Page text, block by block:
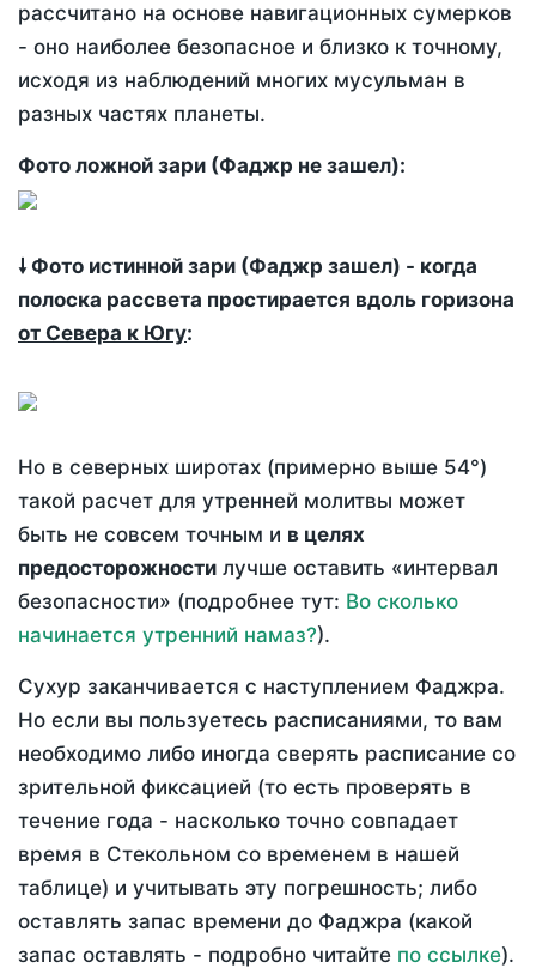
рассчитано на основе навигационных сумерков
- оно наиболее безопасное и близко к точному,
исходя из наблюдений многих мусульман в
разных частях планеты.
Фото ложной зари (Фаджр не зашел):
🠗 Фото истинной зари (Фаджр зашел) - когда
полоска рассвета простирается вдоль горизона
от Севера к Югу:
Но в северных широтах (примерно выше 54°)
такой расчет для утренней молитвы может
быть не совсем точным и в целях
предосторожности лучше оставить «интервал
безопасности» (подробнее тут: Во сколько
начинается утренний намаз?).
Сухур заканчивается с наступлением Фаджра.
Но если вы пользуетесь расписаниями, то вам
необходимо либо иногда сверять расписание со
зрительной фиксацией (то есть проверять в
течение года - насколько точно совпадает
время в Стекольном со временем в нашей
таблице) и учитывать эту погрешность; либо
оставлять запас времени до Фаджра (какой
запас оставлять - подробно читайте по ссылке).